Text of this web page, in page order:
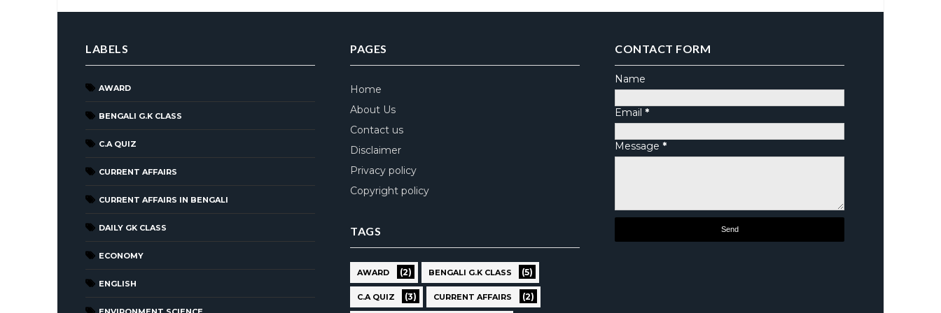
LABELS
AWARD
BENGALI G.K CLASS
C.A QUIZ
CURRENT AFFAIRS
CURRENT AFFAIRS IN BENGALI
DAILY GK CLASS
ECONOMY
ENGLISH
PAGES
Home
About Us
Contact us
Disclaimer
Privacy policy
Copyright policy
TAGS
AWARD (2) BENGALI G.K CLASS (5)
C.A QUIZ (3) CURRENT AFFAIRS (2)
CONTACT FORM
Name
Email *
Message *